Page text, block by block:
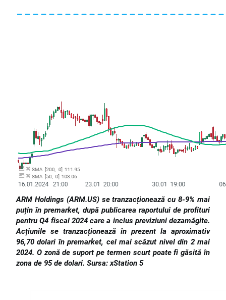
ARM Holdings (ARM.US) se tranzacționează cu 8-9% mai
puțin în premarket, după publicarea raportului de profituri
pentru Q4 fiscal 2024 care a inclus previziuni dezamăgite.
Acțiunile se tranzacționează în prezent la aproximativ
96,70 dolari în premarket, cel mai scăzut nivel din 2 mai
2024. O zonă de suport pe termen scurt poate fi găsită în
zona de 95 de dolari. Sursa: xStation 5